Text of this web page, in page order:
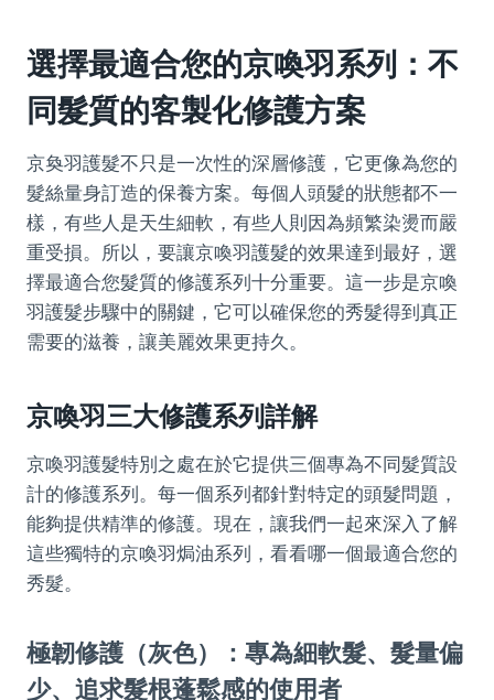
選擇最適合您的京喚羽系列：不
同髮質的客製化修護方案
京奐羽護髮不只是一次性的深層修護，它更像為您的
髮絲量身訂造的保養方案。每個人頭髮的狀態都不一
樣，有些人是天生細軟，有些人則因為頻繁染燙而嚴
重受損。所以，要讓京喚羽護髮的效果達到最好，選
擇最適合您髮質的修護系列十分重要。這一步是京喚
羽護髮步驟中的關鍵，它可以確保您的秀髮得到真正
需要的滋養，讓美麗效果更持久。
京喚羽三大修護系列詳解
京喚羽護髮特別之處在於它提供三個專為不同髮質設
計的修護系列。每一個系列都針對特定的頭髮問題，
能夠提供精準的修護。現在，讓我們一起來深入了解
這些獨特的京喚羽焗油系列，看看哪一個最適合您的
秀髮。
極韌修護（灰色）：專為細軟髮、髮量偏
少、追求髮根蓬鬆感的使用者